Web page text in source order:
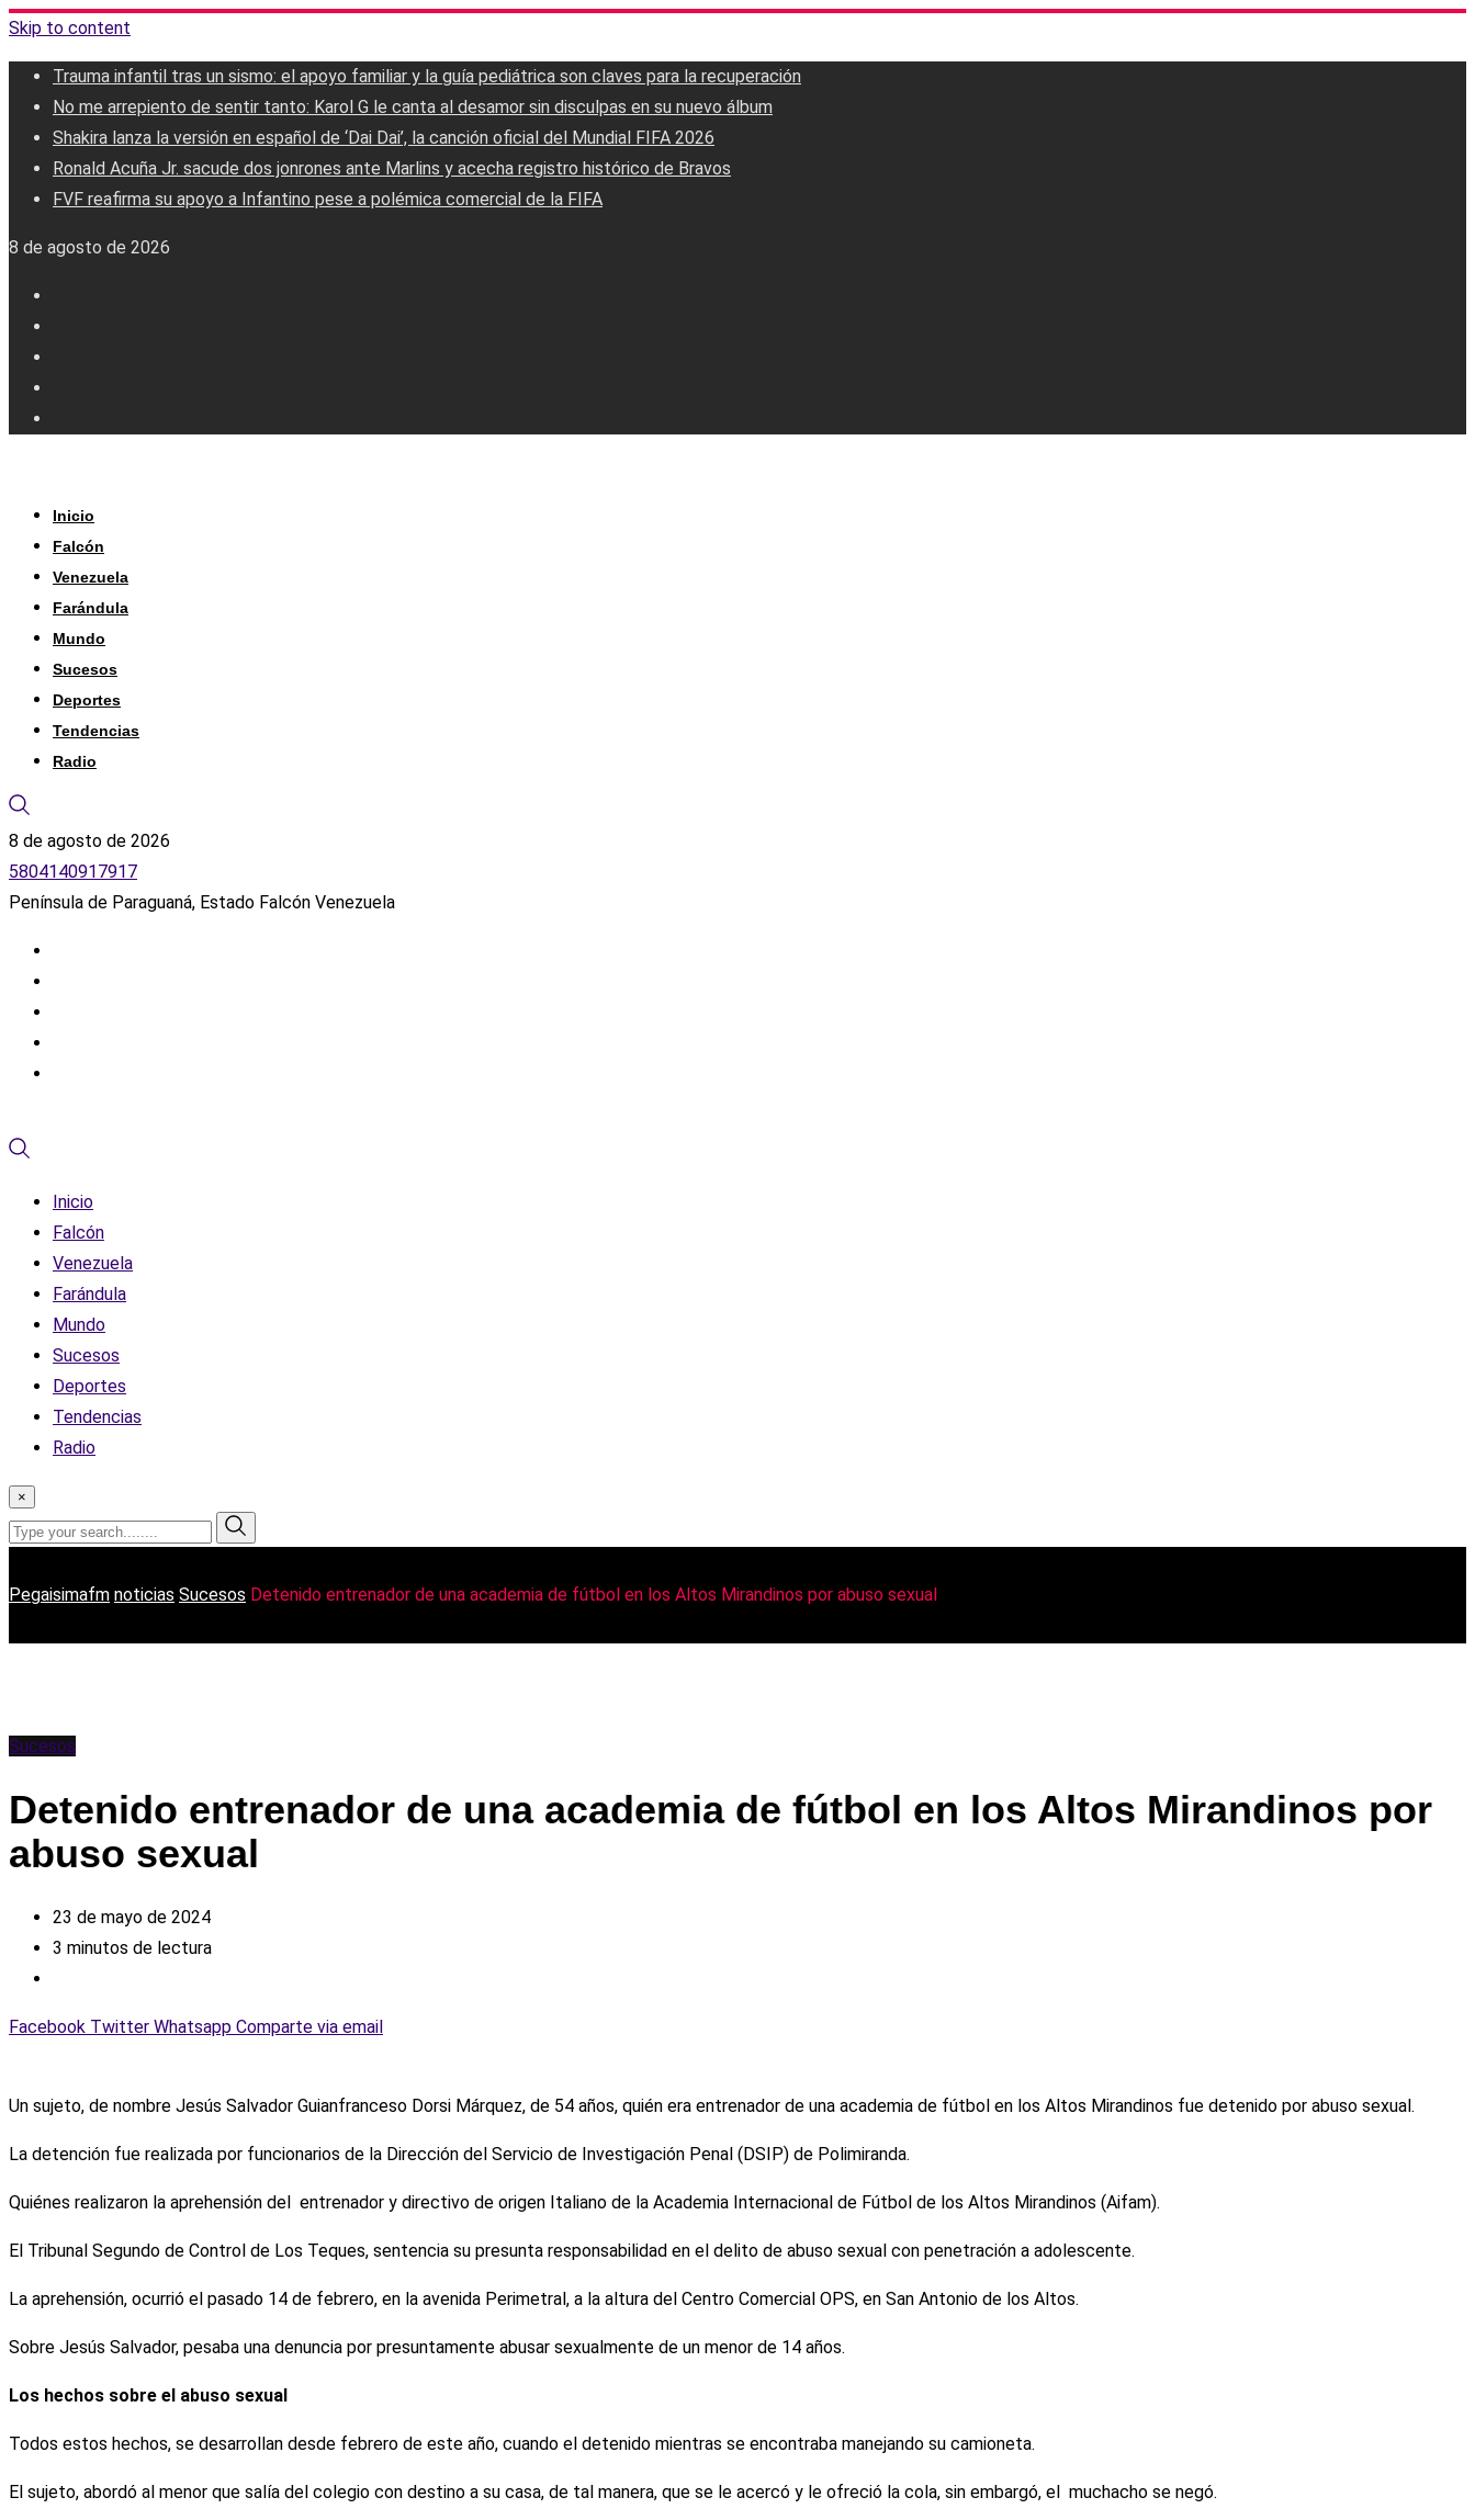
Skip to content
Trauma infantil tras un sismo: el apoyo familiar y la guía pediátrica son claves para la recuperación
No me arrepiento de sentir tanto: Karol G le canta al desamor sin disculpas en su nuevo álbum
Shakira lanza la versión en español de ‘Dai Dai’, la canción oficial del Mundial FIFA 2026
Ronald Acuña Jr. sacude dos jonrones ante Marlins y acecha registro histórico de Bravos
FVF reafirma su apoyo a Infantino pese a polémica comercial de la FIFA
8 de agosto de 2026
Inicio
Falcón
Venezuela
Farándula
Mundo
Sucesos
Deportes
Tendencias
Radio
8 de agosto de 2026
5804140917917
Península de Paraguaná, Estado Falcón Venezuela
Inicio
Falcón
Venezuela
Farándula
Mundo
Sucesos
Deportes
Tendencias
Radio
×
Pegaisimafm noticias Sucesos Detenido entrenador de una academia de fútbol en los Altos Mirandinos por abuso sexual
Sucesos
Detenido entrenador de una academia de fútbol en los Altos Mirandinos por
abuso sexual
23 de mayo de 2024
3 minutos de lectura
Facebook Twitter Whatsapp Comparte via email
Un sujeto, de nombre Jesús Salvador Guianfranceso Dorsi Márquez, de 54 años, quién era entrenador de una academia de fútbol en los Altos Mirandinos fue detenido por abuso sexual.
La detención fue realizada por funcionarios de la Dirección del Servicio de Investigación Penal (DSIP) de Polimiranda.
Quiénes realizaron la aprehensión del entrenador y directivo de origen Italiano de la Academia Internacional de Fútbol de los Altos Mirandinos (Aifam).
El Tribunal Segundo de Control de Los Teques, sentencia su presunta responsabilidad en el delito de abuso sexual con penetración a adolescente.
La aprehensión, ocurrió el pasado 14 de febrero, en la avenida Perimetral, a la altura del Centro Comercial OPS, en San Antonio de los Altos.
Sobre Jesús Salvador, pesaba una denuncia por presuntamente abusar sexualmente de un menor de 14 años.
Los hechos sobre el abuso sexual
Todos estos hechos, se desarrollan desde febrero de este año, cuando el detenido mientras se encontraba manejando su camioneta.
El sujeto, abordó al menor que salía del colegio con destino a su casa, de tal manera, que se le acercó y le ofreció la cola, sin embargó, el muchacho se negó.